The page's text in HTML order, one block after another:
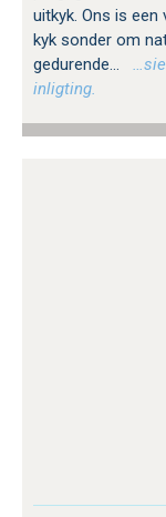
uitkyk. Ons is
kyk sonder om
gedurende...
inligting.